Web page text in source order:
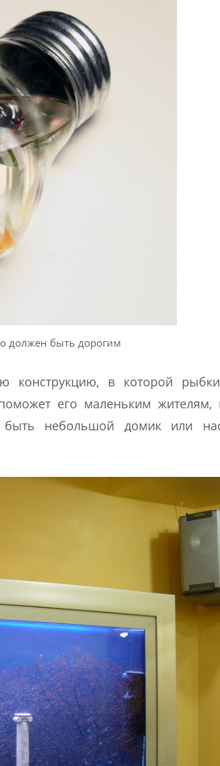
должен быть дорогим
конструкцию, в которой
его маленьким жителям,
быть небольшой домик или